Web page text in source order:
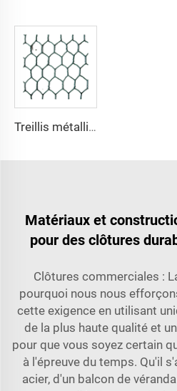
Treillis métallique galvanisé en acier inoxydable pour poulailler Treillis décoratif hexagonal pour poulailler avec revêtement PVC pour construction de clôtures Usage extérieur
Matériaux et
pour des clôtures
Clôtures commerciales :
pourquoi nous nous
cette exigence en utilisant
de la plus haute qualité et
pour que vous soyez certain
à l'épreuve du temps. Qu'il
acier, d'un balcon de